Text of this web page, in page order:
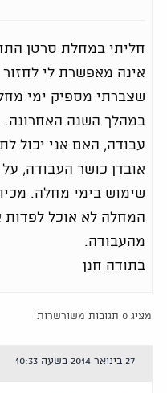
אינה מאפשרת לי לחזור
שצברתי מספיק ימי
במהלך השנה האחרונה.
עבודה, האם אני יכול
אובדן כושר העבודה,
שימוש בימי מחלה.
המחלה לא אוכל לפדות
מהעבודה.
בתודה חנן
מציג 0 תגובות משורשרות
27 בינואר 2014 בשעה 10:33